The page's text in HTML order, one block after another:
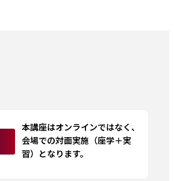
本講座はオンラインではなく、
会場での対面実施（座学＋実
習）となります。